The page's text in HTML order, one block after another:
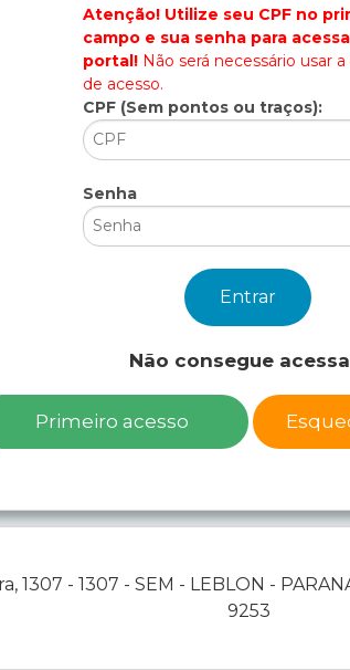
Atenção! Utilize seu CPF no
campo e sua senha para
portal! Não será necessário usar
de acesso.
CPF (Sem pontos ou traços):
Senha
Não consegue
Primeiro acesso
1307 - 1307 - SEM - LEBLON -
9253